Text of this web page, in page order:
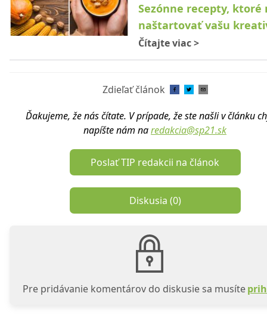
Sezónne recepty, ktoré
naštartovať vašu
Čítajte viac>
Zdieľať článok
Ďakujeme, že nás čítate. V prípade, že ste našli v článku
napíšte nám naredakcia@sp21.sk
Poslať TIP redakcii na článok
Diskusia (0)
Pre pridávanie komentárov do diskusie sa musíte